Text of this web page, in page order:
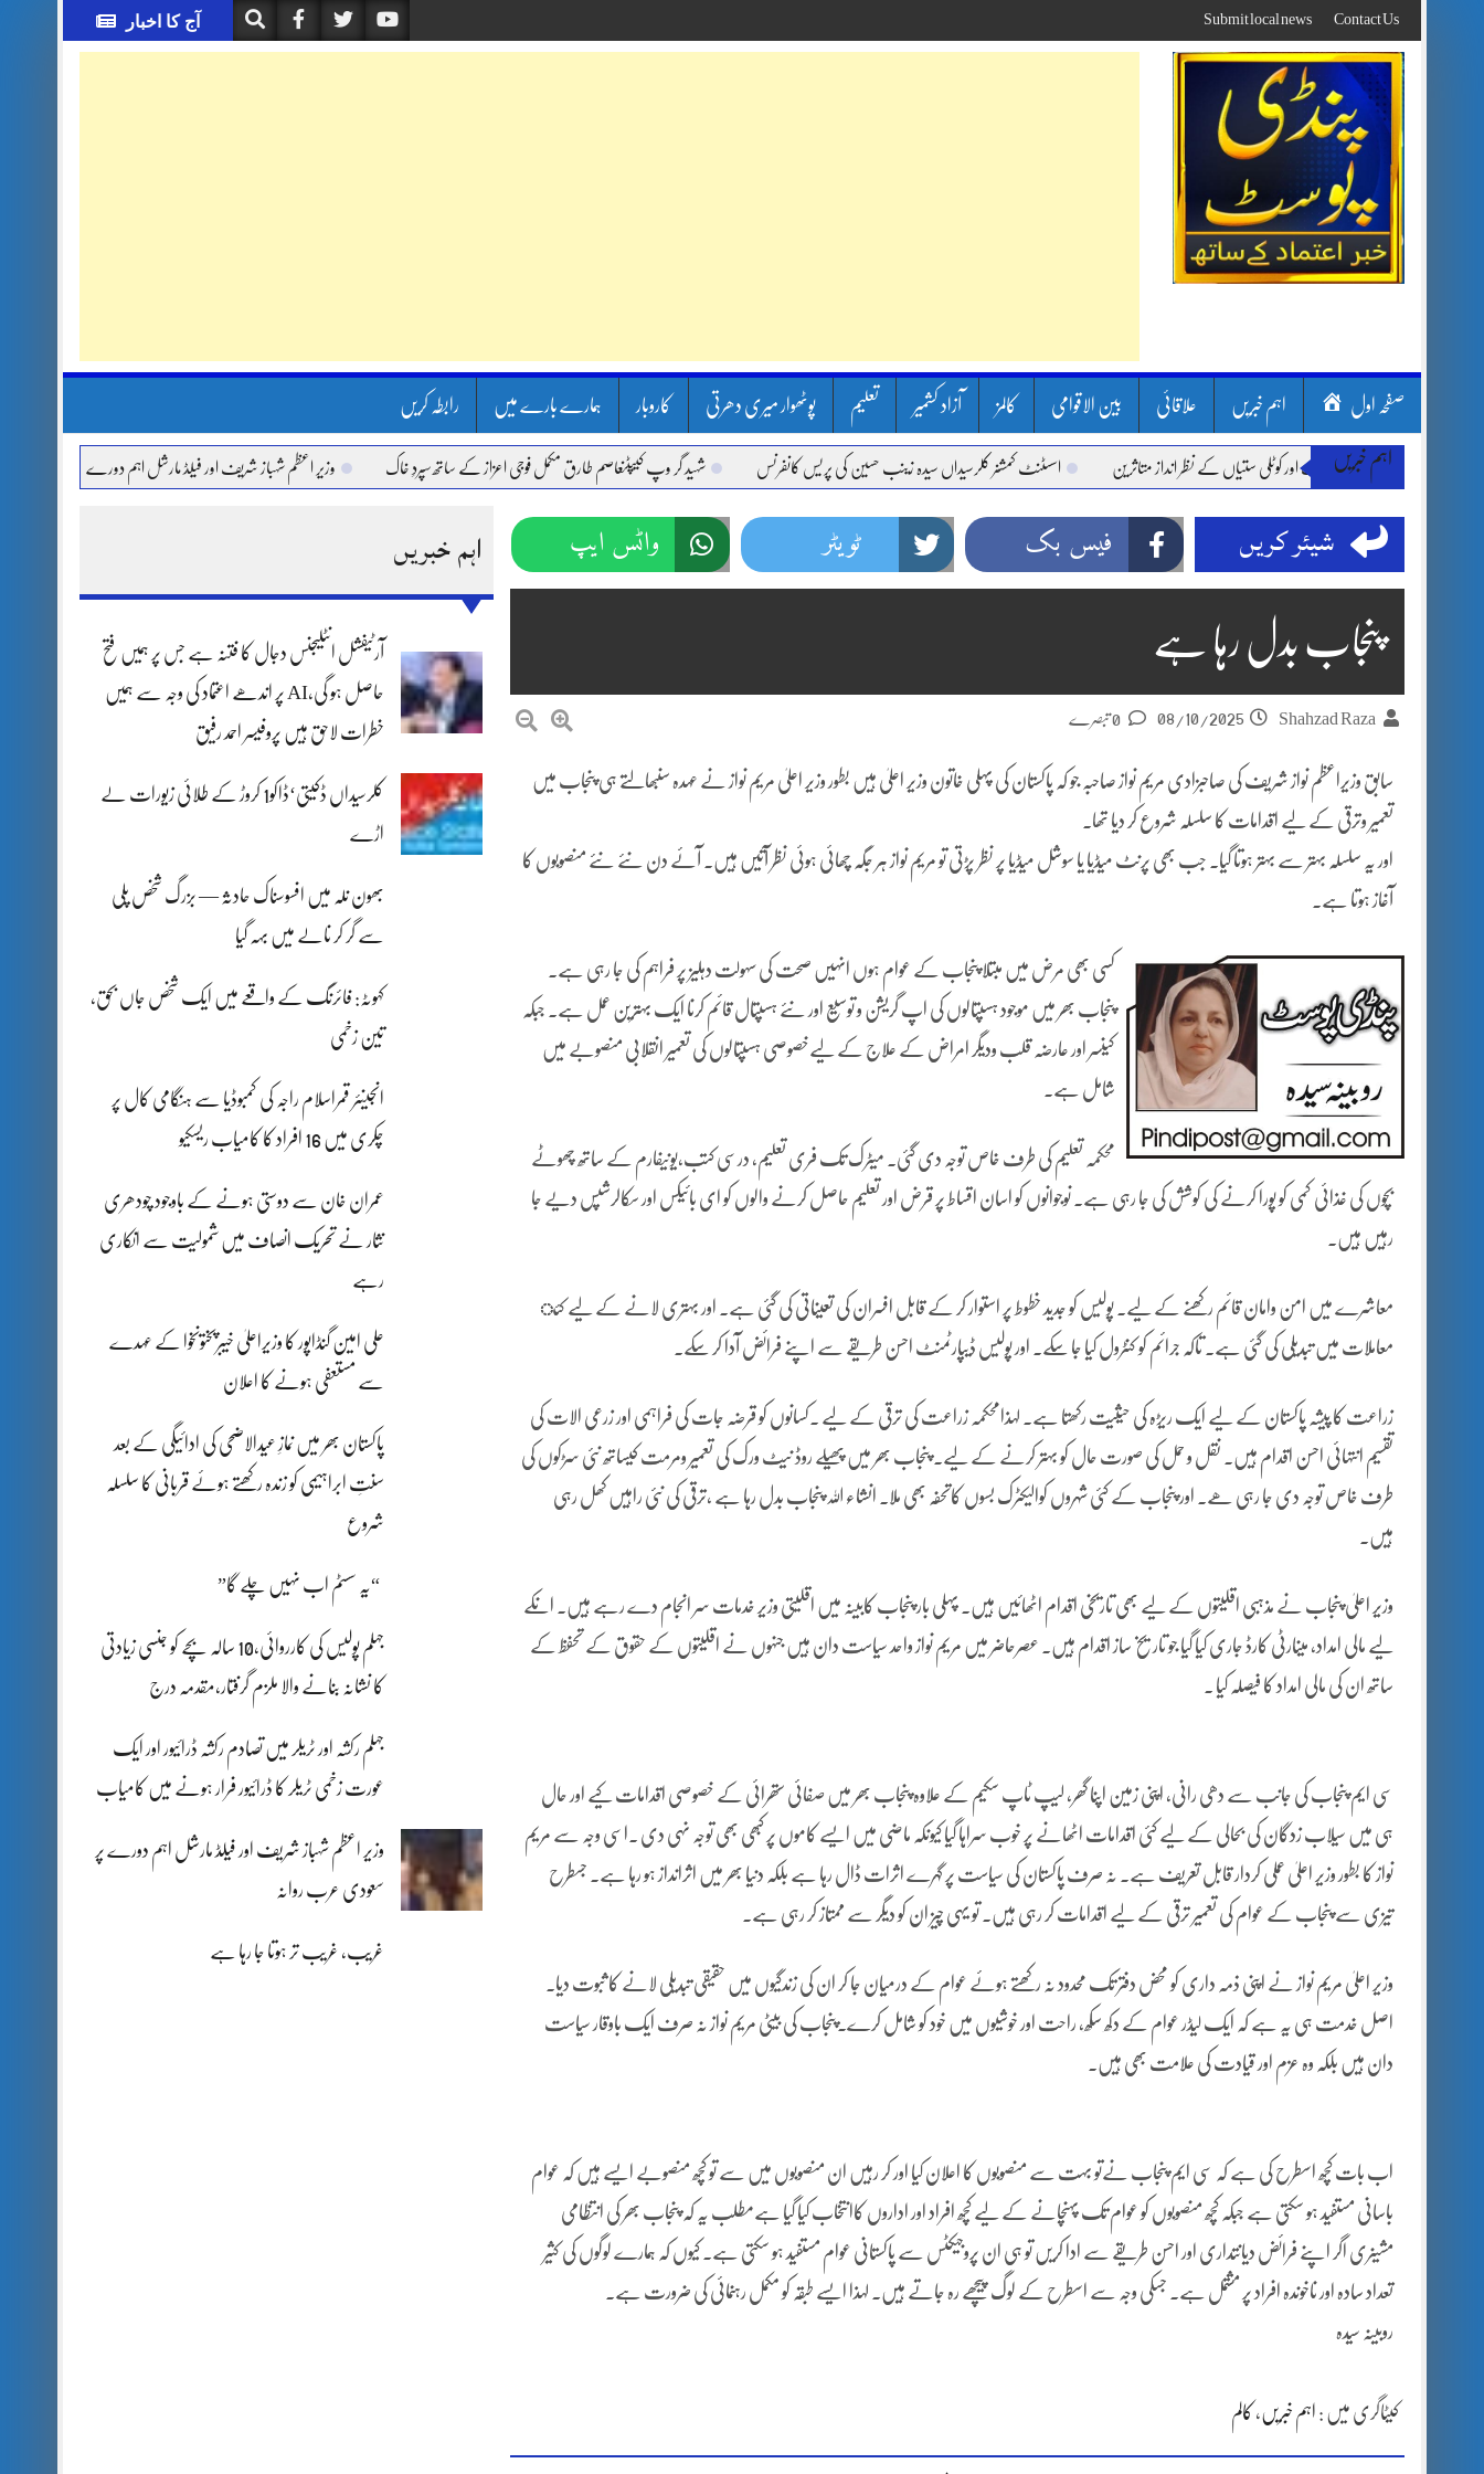
to
content
آج کا اخبار Contact Us
Submit local news
صفحہ اول اہم خبریں علاقائی بین الاقوامی کالمز آزاد کشمیر تعلیم پوٹھوار میری دھرتی کاروبار ہمارے بارے میں رابطہ کریں
اہم خبریں
بارشیں، لینڈ سلائیڈنگ اور کوٹلی ستیاں کے نظر انداز متاثرین اسسٹنٹ کمشنر کلرسیداں سیدہ زینب حسین کی پریس کانفرنس شہید گر وپ کیپٹنعاصم طارق مکمل فوجی اعزاز کے ساتھ سپردِ خاک وزیر اعظم شہباز شریف اور فیلڈ مارشل اہم دورے پر سعودی عرب روانہ
اہم خبریں
آرٹیفشل انٹلیجنس دجال کا فتنہ ہے جس پر ہمیں فتح
حاصل ہو گی،AI پر اندھے اعتماد کی وجہ سے ہمیں
خطرات لاحق ہیں پروفیسر احمد رفیق
کلرسیداں ڈکیتی‘ڈاکو1 کروڑ کے طلائی زیورات لے
اڑے
بھون نلہ میں افسوسناک حادثہ — بزرگ شخص پلی
سے گر کر نالے میں بہہ گیا
کہوٹہ: فائرنگ کے واقعے میں ایک شخص جاں بحق،
تین زخمی
انجینئر قمراسلام راجہ کی کمبوڈیا سے ہنگامی کال پر
چکری میں 16 افراد کا کامیاب ریسکیو
عمران خان سے دوستی ہونے کے باوجود چودھری
نثار نے تحریک انصاف میں شمولیت سے انکاری
رہے
علی امین گنڈاپور کا وزیراعلیٰ خیبرپختونخوا کے عہدے
سے مستعفی ہونے کا اعلان
پاکستان بھر میں نمازِ عیدالاضحی کی ادائیگی کے بعد
سنتِ ابراہیمی کو زندہ رکھتے ہوئے قربانی کا سلسلہ
شروع
“یہ سسٹم اب نہیں چلے گا”
جہلم پولیس کی کارروائی،10 سالہ بچے کو جنسی زیادتی
کا نشانہ بنانے والا ملزم گرفتار،مقدمہ درج
جہلم رکشہ اور ٹریلر میں تصادم رکشہ ڈرائیور اور ایک
عورت زخمی ٹریلر کا ڈرائیور فرار ہونے میں کامیاب
وزیر اعظم شہباز شریف اور فیلڈ مارشل اہم دورے پر
سعودی عرب روانہ
غریب، غریب تر ہوتا جا رہا ہے
شیئر کریں فیس بک ٹویٹر واٹس ایپ
پنجاب بدل رہا ہے
Shahzad Raza
08/10/2025
سابق وزیراعظم نواز شریف کی صاحبزادی مریم نواز صاحبہ جو کہ پاکستان کی پہلی خاتون وزیر اعلیٰ ہیں بطور وزیر اعلیٰ مریم نواز نے عہدہ سنبھالتے ہی پنجاب میں
تعمیر وترقی کے لیے اقدامات کا سلسلہ شروع کر دیا تھا۔
اور یہ سلسلہ بہتر سے بہتر ہوتا گیا۔ جب بھی پرنٹ میڈیا یا سوشل میڈیا پر نظر پڑتی تو مریم نواز ہر جگہ چھائی ہوئی نظر آتیں ہیں۔ آئے دن نئے نئے منصوبوں کا
آغاز ہوتا ہے۔
کسی بھی مرض میں مبتلا پنجاب کے عوام ہوں انہیں صحت کی سہولت دہلیز پر فراہم کی جا رہی ہے۔
پنجاب بھر میں موجود ہسپتالوں کی اپ گریشن و توسیع اور نئے ہسپتال قائم کرنا ایک بہترین عمل ہے۔ جبکہ
کینسر اور عارضہ قلب ودیگر امراض کے علاج کے لیےخصوصی ہسپتالوں کی تعمیر انقلابی منصوبے میں
شامل ہے۔
محکمہ تعلیم کی طرف خاص توجہ دی گئی۔ میٹرک تک فری تعلیم، درسی کتب،یونیفارم کے ساتھ چھوٹے
بچوں کی غذائی کمی کو پورا کرنے کی کوشش کی جا رہی ہے۔ نوجوانوں کو اسان اقساط پر قرض اور تعلیم حاصل کرنے والوں کو ای بائیکس اور سکالرشپس دیے جا
رہیں ہیں۔
معاشرے میں امن وامان قائم رکھنے کے لیے۔ پولیس کو جدید خطوط پر استوار کر کے قابل افسران کی تعیناتی کی گئی ہے۔ اور بہتری لانے کے لیے کئ
معاملات میں تبدیلی کی گئی ہے۔ تاکہ جرائم کو کنٹرول کیا جا سکے۔ اور پولیس ڈیپارٹمنٹ احسن طریقے سے اپنے فرائض آدا کر سکے۔
زراعت کا پیشہ پاکستان کے لیے ایک ریڑہ کی حیثیت رکھتا ہے۔ لہذامحکمہ زراعت کی ترقی کے لیے ۔کسانوں کو قرضہ جات کی فراہمی اور زرعی الات کی
تقسیم انتہائی احسن اقدام ہیں۔ نقل و حمل کی صورت حال کو بہتر کرنے کے لیے۔ پنجاب بھر میں پھیلے روڈ نیٹ ورک کی تعمیر ومرمت کیساتھ نئی سڑکوں کی
طرف خاص توجہ دی جا رہی ھے۔ اور پنجاب کے کئی شہروں کوالیکٹرک بسوں کاتحفہ بھی ملا۔ انشاء اللہ پنجاب بدل رہا ہے ،ترقی کی نئی راہیں کھل رہی
ہیں۔
وزیر اعلیٰ پنجاب نے مذہبی اقلیتوں کے لیے بھی تاریخی اقدام اٹھائیں ہیں۔ پہلی بار پنجاب کابینہ میں اقلیتی وزیر خدمات سر انجام دے رہے ہیں۔ انکے
لیے مالی امداد، مینارٹی کارڈ جاری کیا گیا جو تاریخ ساز اقدام ہیں۔ عصرحاضر میں مریم نواز واحد سیاست دان ہیں جنہوں نے اقلیتوں کے حقوق کے تحفظ کے
ساتھ ان کی مالی امداد کا فیصلہ کیا ۔
سی ایم پنجاب کی جانب سے دھی رانی، اپنی زمین اپنا گھر، لیپ ٹاپ سکیم کے علاوہ پنجاب بھر میں صفائی ستھرائی کے خصوصی اقدامات کیے اور حال
ہی میں سیلاب زدگان کی بحالی کے لیے کئی اقدامات اٹھانے پر خوب سراہا گیا کیونکہ ماضی میں ایسے کاموں پر کبھی بھی توجہ نہی دی ۔اسی وجہ سے مریم
نواز کا بطور وزیر اعلیٰ عملی کردار قابل تعریف ہے۔ نہ صرف پاکستان کی سیاست پر گہرے اثرات ڈال رہا ہے بلکہ دنیا بھر میں اثرانداز ہو رہا ہے۔ جسطرح
تیزی سے پنجاب کے عوام کی تعمیر ترقی کے لیے اقدامات کر رہی ہیں۔ تو یہی چیز ان کو دیگر سے ممتاز کر رہی ہے۔
وزیر اعلیٰ مریم نواز نے اپنی ذمہ داری کو محض دفتر تک محدود نہ رکھتے ہوئے عوام کے درمیان جا کر ان کی زندگیوں میں حقیقی تبدیلی لانے کا ثبوت دیا۔
اصل خدمت ہی یہ ہے کہ ایک لیڈر عوام کے دکھ سکھ، راحت اور خوشیوں میں خود کو شامل کرے۔پنجاب کی بیٹی مریم نواز نہ صرف ایک باوقار سیاست
دان ہیں بلکہ وہ عزم اور قیادت کی علامت بھی ہیں۔
اب بات کچھ اسطرح کی ہے کہ سی ایم پنجاب نےتو بہت سے منصوبوں کا اعلان کیا اور کر رہیں ان منصوبوں میں سے تو کچھ منصوبے ایسے ہیں کہ عوام
باسانی مستفید ہو سکتی ہے جبکہ کچھ منصوبوں کو عوام تک پہنچانے کے لیے کچھ افراد اور اداروں کاانتخاب کیا گیا ہےمطلب یہ کہ پنجاب بھر کی انتظامی
مشینری اگر اپنے فرائض دیانتداری اور احسن طریقے سے ادا کریں تو ہی ان پروجیکٹس سے پاکستانی عوام مستفید ہو سکتی ہے۔ کیوں کہ ہمارے لوگوں کی کثیر
تعداد سادہ اور ناخوندہ افراد پر مشتمل ہے۔ جسکی وجہ سے اسطرح کے لوگ پیچھے رہ جاتے ہیں۔ لہذا ایسے طبقہ کو مکمل رہنمائی کی ضرورت ہے۔
روبینہ سیدہ
کیٹاگری میں : اہم خبریں ، کالم